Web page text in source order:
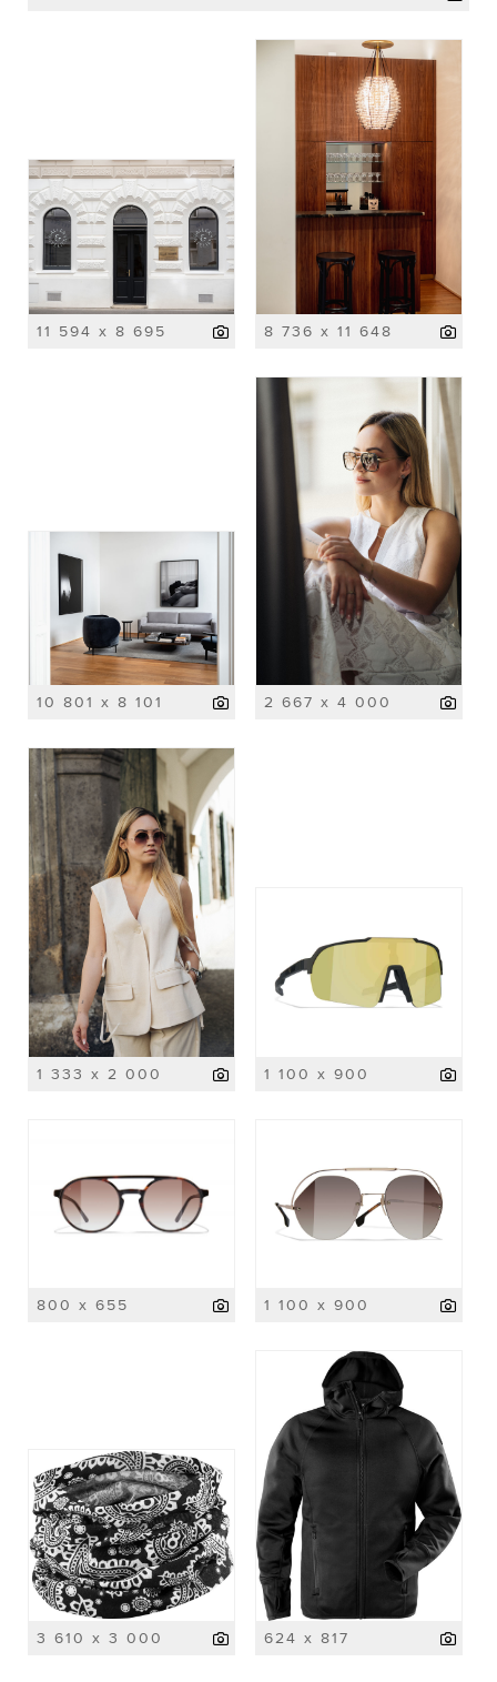
11 594 x 8 695 8 736 x 11 648
10 801 x 8 101 2 667 x 4 000
1 333 x 2 000 1 100 x 900
800 x 655 1 100 x 900
3 610 x 3 000 624 x 817